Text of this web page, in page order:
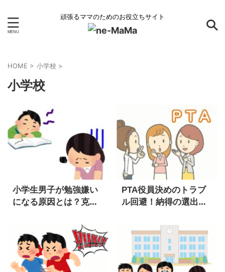
頑張るママのためのお役立ちサイト
HOME > 小学校 >
小学校
小学生男子が勉強嫌い
になる原因とは？克服
PTA役員決めのトラブ
ル回避！納得の選出方